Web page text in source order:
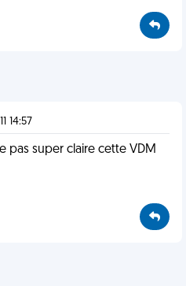
14:57
pas super claire cette VDM